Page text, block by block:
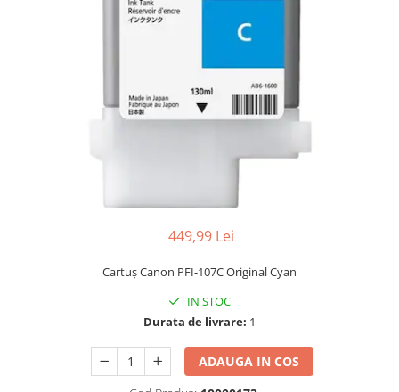
449,99 Lei
Cartuş Canon PFI-107C Original Cyan
IN STOC
Durata de livrare: 1
ADAUGA IN COS